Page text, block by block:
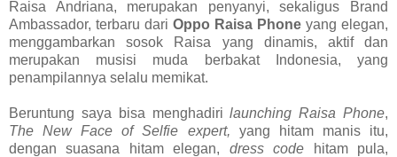
Raisa Andriana, merupakan penyanyi, sekaligus Brand
Ambassador, terbaru dari Oppo Raisa Phone yang elegan,
menggambarkan sosok Raisa yang dinamis, aktif dan
merupakan musisi muda berbakat Indonesia, yang
penampilannya selalu memikat.
Beruntung saya bisa menghadirilaunching Raisa Phone,
The New Face of Selfie expert, yang hitam manis itu,
dengan suasana hitam elegan, dress code hitam pula,